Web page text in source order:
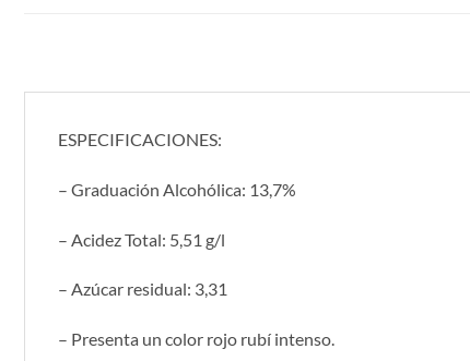
ESPECIFICACIONES:
– Graduación Alcohólica: 13,7%
– Acidez Total: 5,51 g/l
– Azúcar residual: 3,31
– Presenta un color rojo rubí intenso.